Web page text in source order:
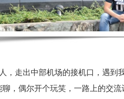
，走出中部机场的接机口，遇到
聊，偶尔开个玩笑，一路上的交